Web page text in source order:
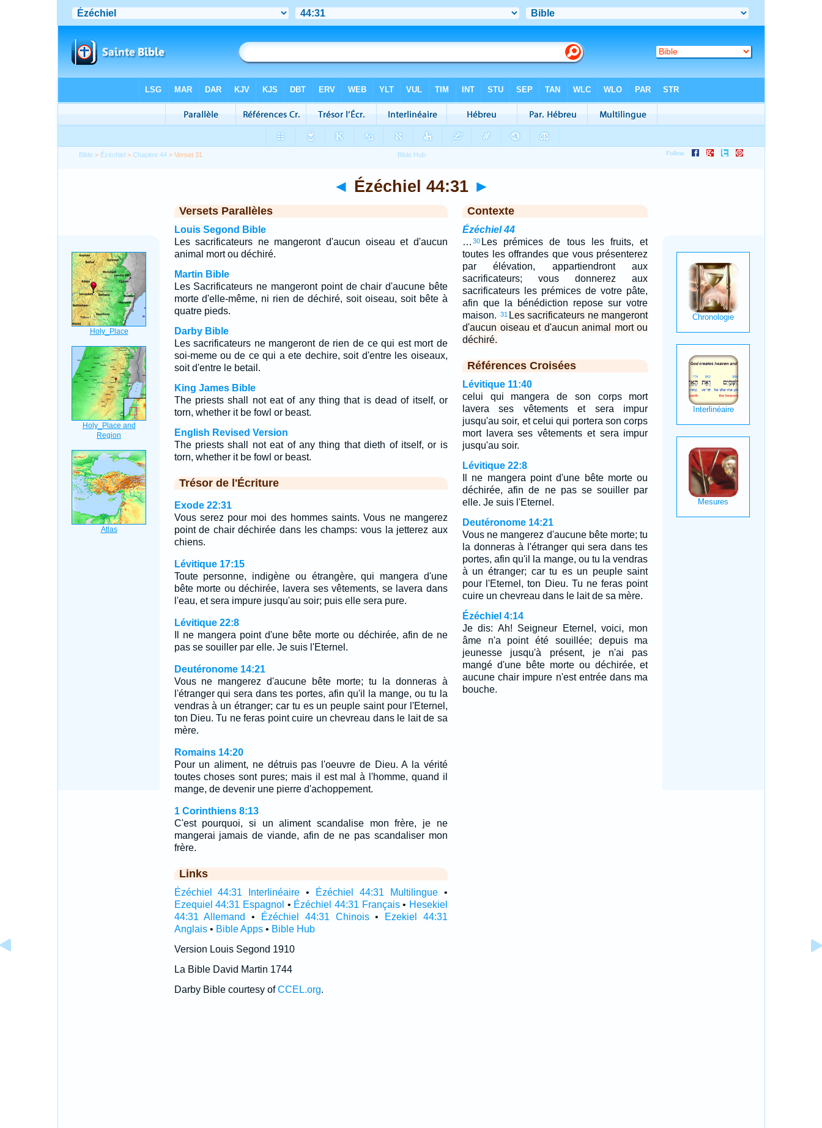
Bible > Ézéchiel >Chapitre 44 > Verset 31
◄ Ézéchiel 44:31 ►
Versets Parallèles
Louis Segond Bible
Les sacrificateurs ne mangeront d'aucun oiseau et d'aucun
animal mort ou déchiré.
Martin Bible
Les Sacrificateurs ne mangeront point de chair d'aucune bête
morte d'elle-même, ni rien de déchiré, soit oiseau, soit bête à
quatre pieds.
Darby Bible
Les sacrificateurs ne mangeront de rien de ce qui est mort de
soi-meme ou de ce qui a ete dechire, soit d'entre les oiseaux,
soit d'entre le betail.
King James Bible
The priests shall not eat of any thing that is dead of itself, or
torn, whether it be fowl or beast.
English Revised Version
The priests shall not eat of any thing that dieth of itself, or is
torn, whether it be fowl or beast.
Trésor de l'Écriture
Exode 22:31
Vous serez pour moi des hommes saints. Vous ne mangerez
point de chair déchirée dans les champs: vous la jetterez aux
chiens.
Lévitique 17:15
Toute personne, indigène ou étrangère, qui mangera d'une
bête morte ou déchirée, lavera ses vêtements, se lavera dans
l'eau, et sera impure jusqu'au soir; puis elle sera pure.
Lévitique 22:8
Il ne mangera point d'une bête morte ou déchirée, afin de ne
pas se souiller par elle. Je suis l'Eternel.
Deutéronome 14:21
Vous ne mangerez d'aucune bête morte; tu la donneras à
l'étranger qui sera dans tes portes, afin qu'il la mange, ou tu la
vendras à un étranger; car tu es un peuple saint pour l'Eternel,
ton Dieu. Tu ne feras point cuire un chevreau dans le lait de sa
mère.
Romains 14:20
Pour un aliment, ne détruis pas l'oeuvre de Dieu. A la vérité
toutes choses sont pures; mais il est mal à l'homme, quand il
mange, de devenir une pierre d'achoppement.
1 Corinthiens 8:13
C'est pourquoi, si un aliment scandalise mon frère, je ne
mangerai jamais de viande, afin de ne pas scandaliser mon
frère.
Links
Ézéchiel 44:31 Interlinéaire • Ézéchiel 44:31 Multilingue •
Ezequiel 44:31 Espagnol • Ézéchiel 44:31 Français• Hesekiel
44:31 Allemand
• Ézéchiel 44:31 Chinois•
Ezekiel 44:31
Anglais• Bible Apps• Bible Hub
Version Louis Segond 1910
La Bible David Martin 1744
Darby Bible courtesy ofCCEL.org.
Contexte
Ézéchiel 44
… 30 Les prémices de tous les fruits, et
toutes les offrandes que vous présenterez
par élévation, appartiendront aux
sacrificateurs; vous donnerez aux
sacrificateurs les prémices de votre pâte,
afin que la bénédiction repose sur votre
maison. 31 Les sacrificateurs ne mangeront
d'aucun oiseau et d'aucun animal mort ou
déchiré.
Références Croisées
Lévitique 11:40
celui qui mangera de son corps mort
lavera ses vêtements et sera impur
jusqu'au soir, et celui qui portera son corps
mort lavera ses vêtements et sera impur
jusqu'au soir.
Lévitique 22:8
Il ne mangera point d'une bête morte ou
déchirée, afin de ne pas se souiller par
elle. Je suis l'Eternel.
Deutéronome 14:21
Vous ne mangerez d'aucune bête morte; tu
la donneras à l'étranger qui sera dans tes
portes, afin qu'il la mange, ou tu la vendras
à un étranger; car tu es un peuple saint
pour l'Eternel, ton Dieu. Tu ne feras point
cuire un chevreau dans le lait de sa mère.
Ézéchiel 4:14
Je dis: Ah! Seigneur Eternel, voici, mon
âme n'a point été souillée; depuis ma
jeunesse jusqu'à présent, je n'ai pas
mangé d'une bête morte ou déchirée, et
aucune chair impure n'est entrée dans ma
bouche.